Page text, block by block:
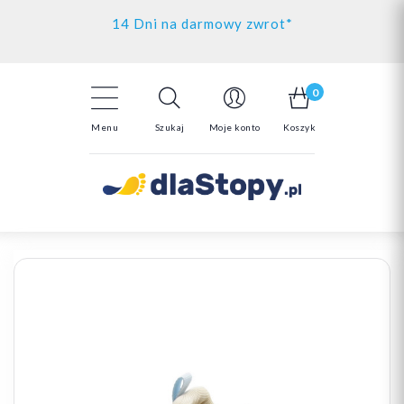
Kontakt
Darmowa dostawa powyżej 150zł
14 Dni na darmowy zwrot*
Menu Szukaj Moje konto
0
Koszyk